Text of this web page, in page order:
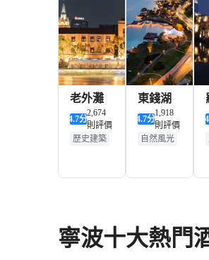
老外灘
4.7分
2,674
則評價
歷史建築
東錢湖
4.7分
1,918
則評價
自然風光
寧波十大熱門